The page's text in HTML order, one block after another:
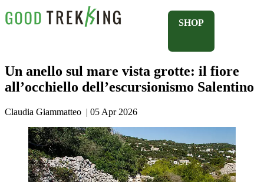
SHOP
Un anello sul mare vista grotte: il fiore
all’occhiello dell’escursionismo Salentino
Claudia Giammatteo | 05 Apr 2026